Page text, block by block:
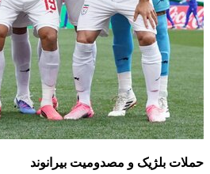
حملات بلژیک و مصدومیت بیرانوند